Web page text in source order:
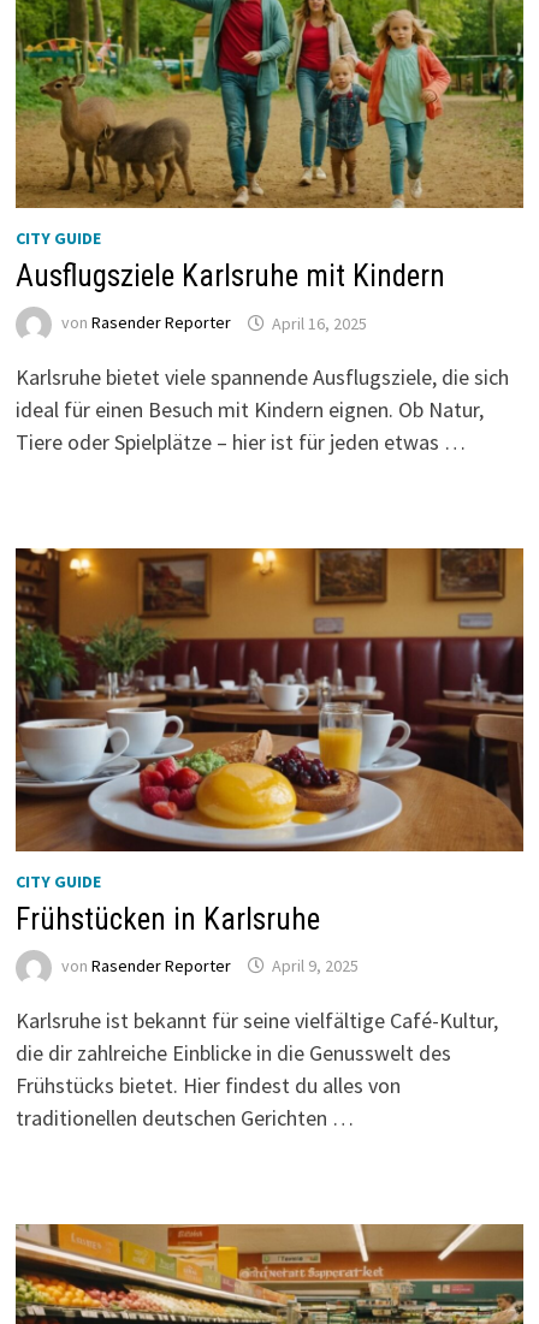
CITY GUIDE
Ausflugsziele Karlsruhe mit Kindern
von Rasender Reporter April 16, 2025
Karlsruhe bietet viele spannende Ausflugsziele, die sich
ideal für einen Besuch mit Kindern eignen. Ob Natur,
Tiere oder Spielplätze – hier ist für jeden etwas …
CITY GUIDE
Frühstücken in Karlsruhe
von Rasender Reporter April 9, 2025
Karlsruhe ist bekannt für seine vielfältige Café-Kultur,
die dir zahlreiche Einblicke in die Genusswelt des
Frühstücks bietet. Hier findest du alles von
traditionellen deutschen Gerichten …